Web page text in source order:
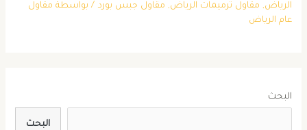
الرياض, مقاول ترميمات الرياض, مقاول جبس بورد / بواسطة مقاول
عام الرياض
البحث
البحث